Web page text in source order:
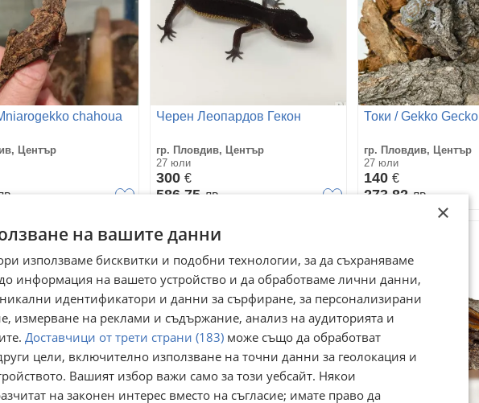
chahoua
Център
Черен Леопардов Гекон
гр. Пловдив, Център
27 юли
300 €
586,75 лв
Токи / Gekko Gecko
гр. Пловдив, Център
27 юли
140 €
273,82 лв
×
на вашите данни
използваме бисквитки и подобни технологии, за да съхраняваме
информация на вашето устройство и да обработваме лични данни,
идентификатори и данни за сърфиране, за персонализирани
измерване на реклами и съдържание, анализ на аудиторията и
Доставчици от трети страни (183) може също да обработват
цели, включително използване на точни данни за геолокация и
Вашият избор важи само за този уебсайт. Някои
на законен интерес вместо на съгласие; имате право да